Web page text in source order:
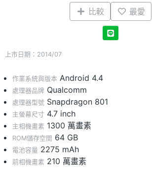
比較 最愛
上市日期：2014/07
作業系統與版本 Android 4.4
處理器品牌 Qualcomm
處理器型號 Snapdragon 801
主螢幕尺寸 4.7 inch
主相機畫素 1300 萬畫素
ROM儲存空間 64 GB
電池容量 2275 mAh
前相機畫素 210 萬畫素